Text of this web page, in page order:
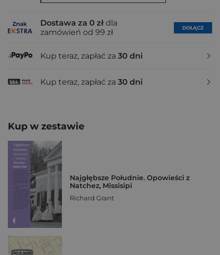
Dostawa za 0 zł dla
zamówień od 99 zł
DOŁĄCZ
Kup teraz, zapłać za 30 dni
Kup teraz, zapłać za 30 dni
Kup w zestawie
Najgłębsze Południe. Opowieści z
Natchez, Missisipi
Richard Grant